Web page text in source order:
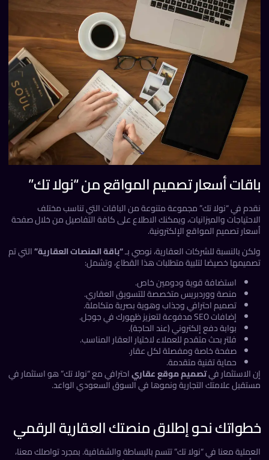
أسعار تصميم المواقع من “نولا تك”
في “نولا تك” مجموعة متنوعة من الباقات التي تناسب مختلف
والميزانيات، ويمكنك الاطلاع على كافة التفاصيل من خلال صفحة
تصميم المواقع الإلكترونية.
بالنسبة للشركات العقارية، نوصي بـ“باقة المنصات العقارية”التي تم
خصيصًا لتلبية متطلبات هذا القطاع، وتشمل:
استضافة قوية ودومين خاص.
منصة ووردبريس متخصصة للتسويق العقاري.
تصميم احترافي وجذاب وهوية بصرية متكاملة.
إضافات SEO مدفوعة لتعزيز ظهورك في جوجل.
بوابة دفع إلكتروني (عند الحاجة).
فلتر بحث متقدم للعملاء لاختيار العقار المناسب.
صفحة خاصة ومفصلة لكل عقار.
حماية تقنية متقدمة.
فيتصميم موقع عقارياحترافي مع “نولا تك” هو استثمار في
علامتك التجارية ونموها في السوق السعودي الواعد.
نحو إطلاق منصتك العقارية الرقمي
معنا في “نولا تك” تتسم بالبساطة والشفافية. بمجرد تواصلك معنا،